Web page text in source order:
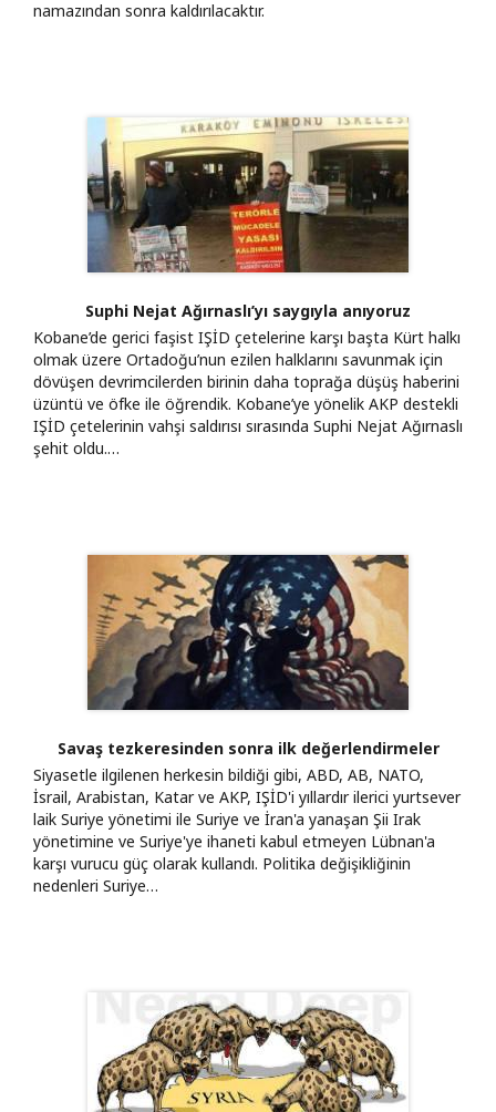
namazından sonra kaldırılacaktır.
Suphi Nejat Ağırnaslı’yı saygıyla anıyoruz
Kobane’de gerici faşist IŞİD çetelerine karşı başta Kürt halkı
olmak üzere Ortadoğu’nun ezilen halklarını savunmak için
dövüşen devrimcilerden birinin daha toprağa düşüş haberini
üzüntü ve öfke ile öğrendik. Kobane’ye yönelik AKP destekli
IŞİD çetelerinin vahşi saldırısı sırasında Suphi Nejat Ağırnaslı
şehit oldu.…
Savaş tezkeresinden sonra ilk değerlendirmeler
Siyasetle ilgilenen herkesin bildiği gibi, ABD, AB, NATO,
İsrail, Arabistan, Katar ve AKP, IŞİD'i yıllardır ilerici yurtsever
laik Suriye yönetimi ile Suriye ve İran'a yanaşan Şii Irak
yönetimine ve Suriye'ye ihaneti kabul etmeyen Lübnan'a
karşı vurucu güç olarak kullandı. Politika değişikliğinin
nedenleri Suriye…